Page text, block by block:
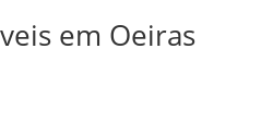
em Oeiras